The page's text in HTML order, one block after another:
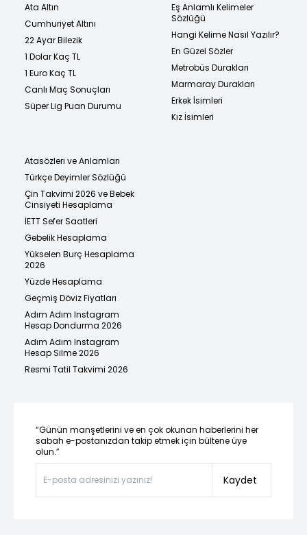
Ata Altın
Cumhuriyet Altını
22 Ayar Bilezik
1 Dolar Kaç TL
1 Euro Kaç TL
Canlı Maç Sonuçları
Süper Lig Puan Durumu
Eş Anlamlı Kelimeler
Sözlüğü
Hangi Kelime Nasıl Yazılır?
En Güzel Sözler
Metrobüs Durakları
Marmaray Durakları
Erkek İsimleri
Kız İsimleri
Atasözleri ve Anlamları
Türkçe Deyimler Sözlüğü
Çin Takvimi 2026 ve Bebek
Cinsiyeti Hesaplama
İETT Sefer Saatleri
Gebelik Hesaplama
Yükselen Burç Hesaplama
2026
Yüzde Hesaplama
Geçmiş Döviz Fiyatları
Adım Adım Instagram
Hesap Dondurma 2026
Adım Adım Instagram
Hesap Silme 2026
Resmi Tatil Takvimi 2026
“Günün manşetlerini ve en çok okunan haberlerini her
sabah e-postanızdan takip etmek için bültene üye
olun.”
Kaydet